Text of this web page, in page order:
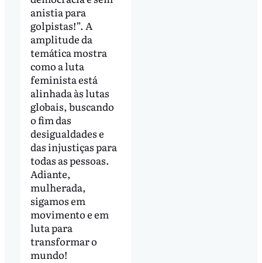
anistia para
golpistas!”. A
amplitude da
temática mostra
como a luta
feminista está
alinhada às lutas
globais, buscando
o fim das
desigualdades e
das injustiças para
todas as pessoas.
Adiante,
mulherada,
sigamos em
movimento e em
luta para
transformar o
mundo!